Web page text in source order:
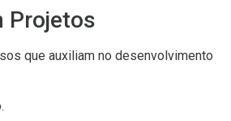
Projetos
que auxiliam no desenvolvimento